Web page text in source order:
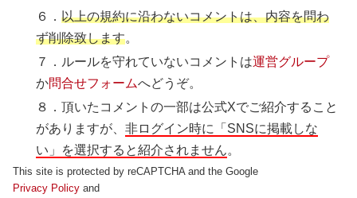
６．以上の規約に沿わないコメントは、内容を問わ
ず削除致します。
７．ルールを守れていないコメントは運営グループ
か問合せフォームへどうぞ。
８．頂いたコメントの一部は公式Xでご紹介すること
がありますが、非ログイン時に「SNSに掲載しな
い」を選択すると紹介されません。
This site is protected by reCAPTCHA and the Google
Privacy Policy and